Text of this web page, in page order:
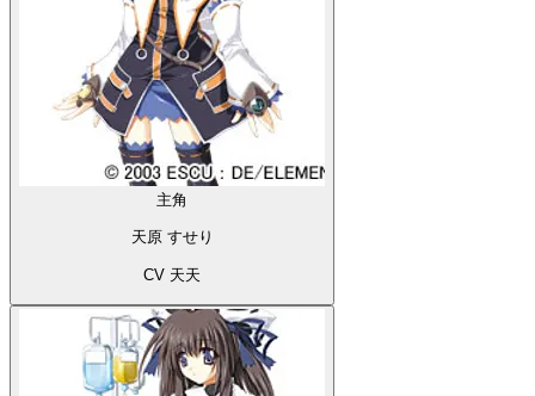
主角
天原 すせり
CV 天天